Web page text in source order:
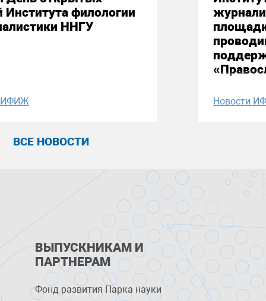
Института филологии
ННГУ
ИФИЖ Новости
ВСЕ НОВОСТИ
ВЫПУСКНИКАМ И
ПАРТНЕРАМ
Фонд развития Парка науки